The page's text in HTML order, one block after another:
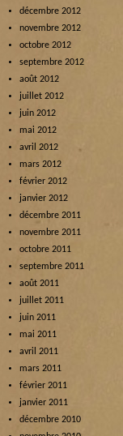
décembre 2012
novembre 2012
octobre 2012
septembre 2012
août 2012
juillet 2012
juin 2012
mai 2012
avril 2012
mars 2012
février 2012
janvier 2012
décembre 2011
novembre 2011
octobre 2011
septembre 2011
août 2011
juillet 2011
juin 2011
mai 2011
avril 2011
mars 2011
février 2011
janvier 2011
décembre 2010